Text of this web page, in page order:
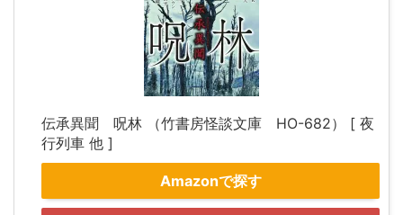
伝承異聞 呪林 （竹書房怪談文庫 HO-682） [ 夜
行列車 他 ]
Amazonで探す